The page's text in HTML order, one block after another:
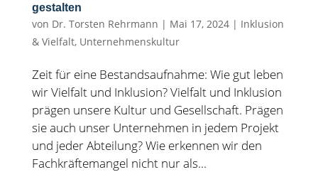
gestalten
von Dr. Torsten Rehrmann | Mai 17, 2024| Inklusion
& Vielfalt, Unternehmenskultur
Zeit für eine Bestandsaufnahme: Wie gut leben
wir Vielfalt und Inklusion? Vielfalt und Inklusion
prägen unsere Kultur und Gesellschaft. Prägen
sie auch unser Unternehmen in jedem Projekt
und jeder Abteilung? Wie erkennen wir den
Fachkräftemangel nicht nur als...